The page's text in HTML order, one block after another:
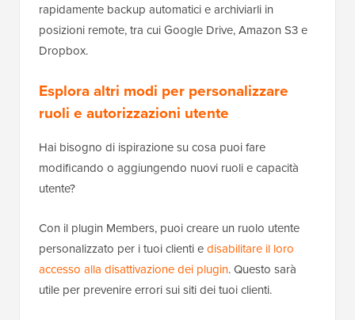
rapidamente backup automatici e archiviarli in
posizioni remote, tra cui Google Drive, Amazon S3 e
Dropbox.
Esplora altri modi per personalizzare
ruoli e autorizzazioni utente
Hai bisogno di ispirazione su cosa puoi fare
modificando o aggiungendo nuovi ruoli e capacità
utente?
Con il plugin Members, puoi creare un ruolo utente
personalizzato per i tuoi clienti edisabilitare il loro
accesso alla disattivazione dei plugin. Questo sarà
utile per prevenire errori sui siti dei tuoi clienti.